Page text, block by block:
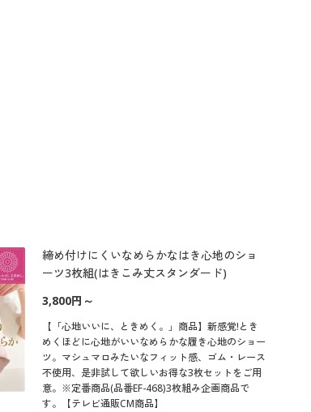
締め付けにくいなめらかなはき心地のショ
ーツ3枚組(はきこみ丈スタンダード)
3,800円～
【「心地いいに、ときめく。」商品】新感覚!とき
めくほどに心地がいいなめらかな履き心地のショー
ツ。マシュマロみたいなフィット感、ゴム・レース
不使用、是非試して欲しいお得な3枚セットをご用
意。※定番商品(品番EF-468)3枚組み企画商品で
す。【テレビ通販CM商品】